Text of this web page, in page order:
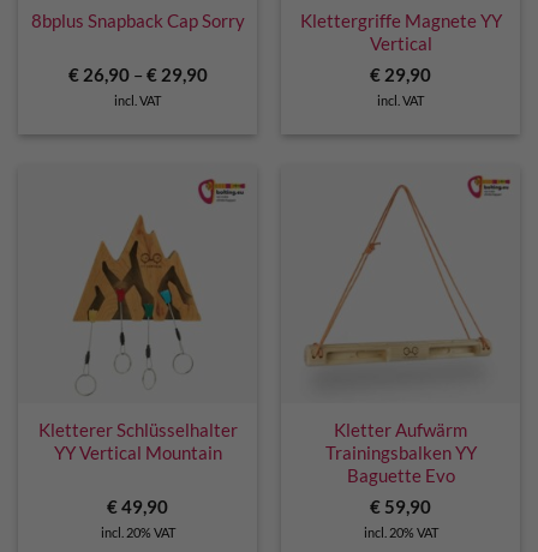
8bplus Snapback Cap Sorry
€26,90– €29,90
incl. VAT
Klettergriffe Magnete YY
Vertical
€ 29,90
incl. VAT
Kletterer Schlüsselhalter
YY Vertical Mountain
€49,90
incl. 20% VAT
Kletter Aufwärm
Trainingsbalken YY
Baguette Evo
€ 59,90
incl. 20% VAT